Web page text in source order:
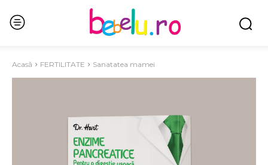
Acasă FERTILITATE Sanatatea mamei